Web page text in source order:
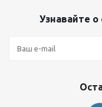
Узнавайте